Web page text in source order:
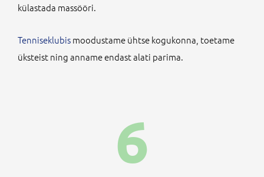
külastada massööri.
Tenniseklubismoodustame ühtse kogukonna, toetame
üksteist ning anname endast alati parima.
6